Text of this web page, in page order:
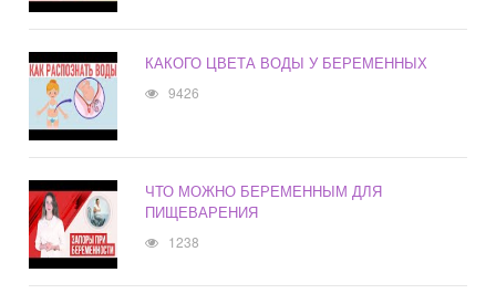
КАКОГО ЦВЕТА ВОДЫ У БЕРЕМЕННЫХ
9426
ЧТО МОЖНО БЕРЕМЕННЫМ ДЛЯ
ПИЩЕВАРЕНИЯ
1238